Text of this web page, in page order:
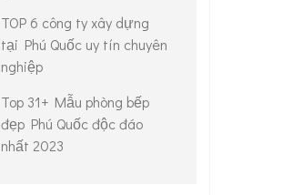
TOP 6 công ty xây dựng
tại Phú Quốc uy tín chuyên
nghiệp
Top 31+ Mẫu phòng bếp
đẹp Phú Quốc độc đáo
nhất 2023